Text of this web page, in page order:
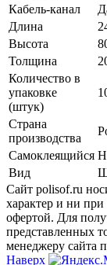
Кабель-канал
Длина
Высота
Толщина
Количество в
упаковке
(штук)
Страна
производства
Самоклеящийся
Вид
Сайт polisof.ru
характер и ни при
офертой. Для
представленных
менеджеру сайта
Наверх